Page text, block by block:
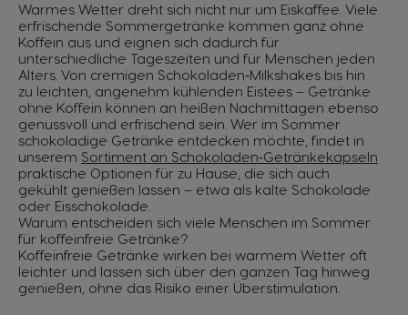
Warmes Wetter dreht sich nicht nur um Eiskaffee. Viele
erfrischende Sommergetränke kommen ganz ohne
Koffein aus und eignen sich dadurch für
unterschiedliche Tageszeiten und für Menschen jeden
Alters. Von cremigen Schokoladen‑Milkshakes bis hin
zu leichten, angenehm kühlenden Eistees – Getränke
ohne Koffein können an heißen Nachmittagen ebenso
genussvoll und erfrischend sein. Wer im Sommer
schokoladige Getränke entdecken möchte, findet in
unserem Sortiment an Schokoladen‑Getränkekapseln
praktische Optionen für zu Hause, die sich auch
gekühlt genießen lassen – etwa als kalte Schokolade
oder Eisschokolade.
Warum entscheiden sich viele Menschen im Sommer
für koffeinfreie Getränke?
Koffeinfreie Getränke wirken bei warmem Wetter oft
leichter und lassen sich über den ganzen Tag hinweg
genießen, ohne das Risiko einer Überstimulation.